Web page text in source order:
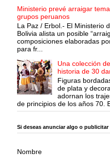
Ministerio prevé arraigar
grupos peruanos
La Paz / Erbol.- El Ministerio
Bolivia alista un posible
composiciones elaboradas
para fr...
Una colección
historia de 30
Figuras
de plata y
adornan los
de principios de los años 70.
Si deseas anunciar algo o publicitar
Nombre